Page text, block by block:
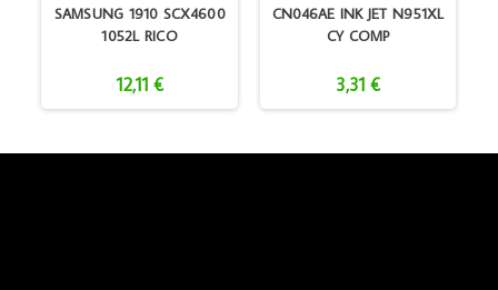
SAMSUNG 1910 SCX4600
1052L RICO
12,11 €
CN046AE INK JET N951XL
CY COMP
3,31 €